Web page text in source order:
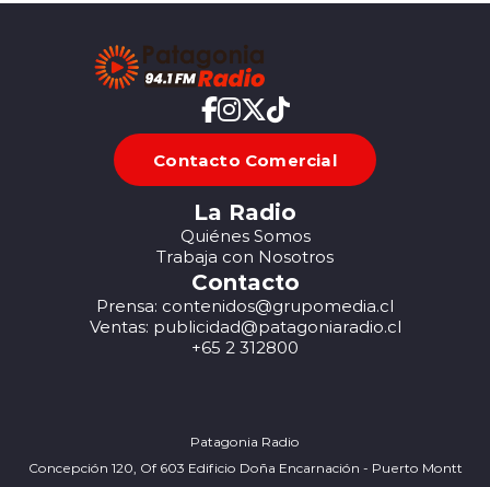
Contacto Comercial
La Radio
Quiénes Somos
Trabaja con Nosotros
Contacto
Prensa: contenidos@grupomedia.cl
Ventas: publicidad@patagoniaradio.cl
+65 2 312800
Patagonia Radio
Concepción 120, Of 603 Edificio Doña Encarnación - Puerto Montt